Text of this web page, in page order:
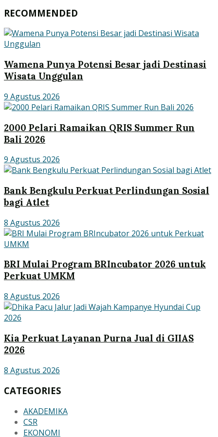
RECOMMENDED
Wamena Punya Potensi Besar jadi Destinasi
Wisata Unggulan
9 Agustus 2026
2000 Pelari Ramaikan QRIS Summer Run
Bali 2026
9 Agustus 2026
Bank Bengkulu Perkuat Perlindungan Sosial
bagi Atlet
8 Agustus 2026
BRI Mulai Program BRIncubator 2026 untuk
Perkuat UMKM
8 Agustus 2026
Kia Perkuat Layanan Purna Jual di GIIAS
2026
8 Agustus 2026
CATEGORIES
AKADEMIKA
CSR
EKONOMI